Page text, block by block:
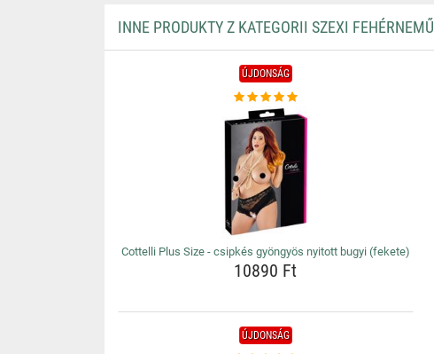
INNE PRODUKTY Z KATEGORII SZEXI FEHÉRNEMŰ
ÚJDONSÁG
Cottelli Plus Size - csipkés gyöngyös nyitott bugyi (fekete)
10890 Ft
ÚJDONSÁG